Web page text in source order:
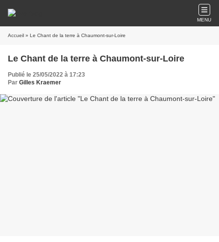
MENU
Accueil » Le Chant de la terre à Chaumont-sur-Loire
Le Chant de la terre à Chaumont-sur-Loire
Publié le 25/05/2022 à 17:23
Par Gilles Kraemer